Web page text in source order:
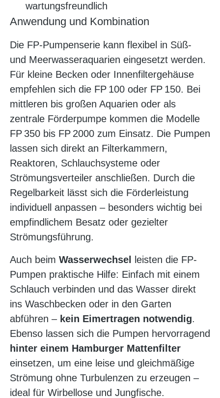
wartungsfreundlich
Anwendung und Kombination
Die FP-Pumpenserie kann flexibel in Süß-
und Meerwasseraquarien eingesetzt werden.
Für kleine Becken oder Innenfiltergehäuse
empfehlen sich die FP 100 oder FP 150. Bei
mittleren bis großen Aquarien oder als
zentrale Förderpumpe kommen die Modelle
FP 350 bis FP 2000 zum Einsatz. Die Pumpen
lassen sich direkt an Filterkammern,
Reaktoren, Schlauchsysteme oder
Strömungsverteiler anschließen. Durch die
Regelbarkeit lässt sich die Förderleistung
individuell anpassen – besonders wichtig bei
empfindlichem Besatz oder gezielter
Strömungsführung.
Auch beim Wasserwechsel
leisten die FP-
Pumpen praktische Hilfe: Einfach mit einem
Schlauch verbinden und das Wasser direkt
ins Waschbecken oder in den Garten
abführen – kein Eimertragen notwendig.
Ebenso lassen sich die Pumpen hervorragend
hinter einem Hamburger Mattenfilter
einsetzen, um eine leise und gleichmäßige
Strömung ohne Turbulenzen zu erzeugen –
ideal für Wirbellose und Jungfische.